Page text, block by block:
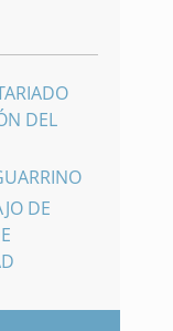
DEL
DE